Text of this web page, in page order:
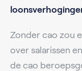
Zonder cao zou
over salarissen
de cao